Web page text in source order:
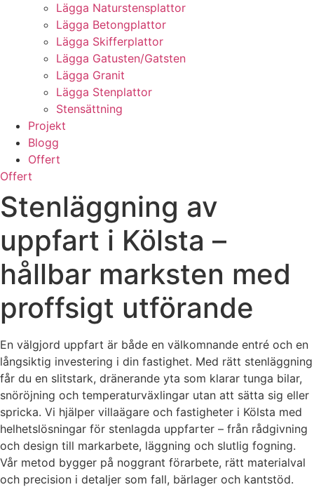
Lägga Naturstensplattor
Lägga Betongplattor
Lägga Skifferplattor
Lägga Gatusten/Gatsten
Lägga Granit
Lägga Stenplattor
Stensättning
Projekt
Blogg
Offert
Offert
Stenläggning av
uppfart i Kölsta –
hållbar marksten med
proffsigt utförande
En välgjord uppfart är både en välkomnande entré och en
långsiktig investering i din fastighet. Med rätt stenläggning
får du en slitstark, dränerande yta som klarar tunga bilar,
snöröjning och temperaturväxlingar utan att sätta sig eller
spricka. Vi hjälper villaägare och fastigheter i Kölsta med
helhetslösningar för stenlagda uppfarter – från rådgivning
och design till markarbete, läggning och slutlig fogning.
Vår metod bygger på noggrant förarbete, rätt materialval
och precision i detaljer som fall, bärlager och kantstöd.